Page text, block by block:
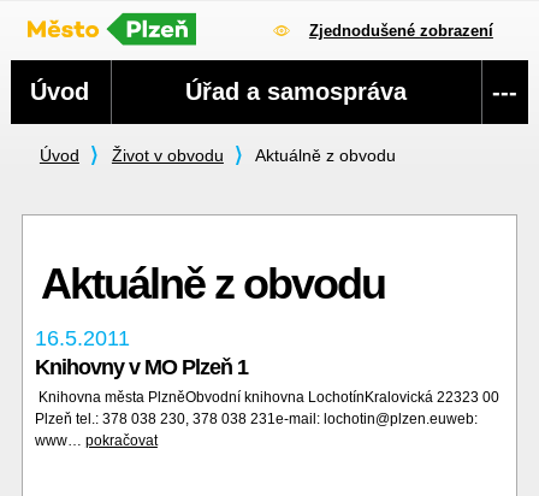
Zjednodušené zobrazení
Úvod Život v obvodu Aktuálně z obvodu
Aktuálně z obvodu
16.5.2011
Knihovny v MO Plzeň 1
Knihovna města PlzněObvodní knihovna LochotínKralovická 22323 00
Plzeň tel.: 378 038 230, 378 038 231e-mail: lochotin@plzen.euweb:
www… pokračovat
Navigace
Úvod Úřad a samospráva ---